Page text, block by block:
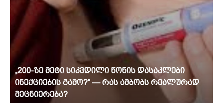
„200-ზე მეტი სიკვდილი წონის დასაკლები
ინექციების გამო?“ — რას ამბობს რეალურად
მეცნიერება?